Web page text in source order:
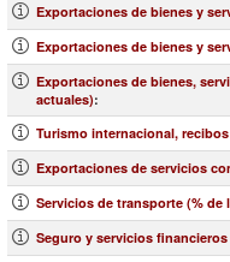
Exportaciones de bienes y
Exportaciones de bienes y
Exportaciones de bienes,
actuales):
Turismo internacional,
Exportaciones de servicios
Servicios de transporte (% de
Seguro y servicios